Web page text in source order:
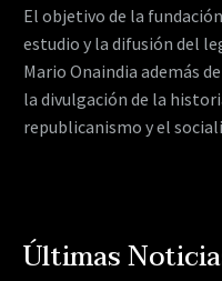
El objetivo de la
estudio y la difusión del
Mario Onaindia además
la divulgación de la
republicanismo y el
Últimas